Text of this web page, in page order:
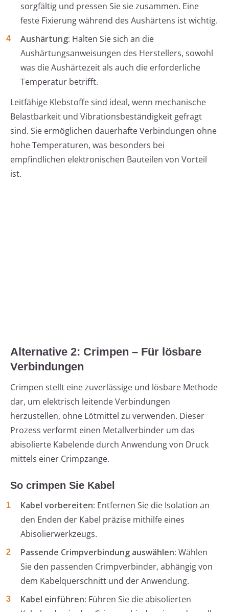
sorgfältig und pressen Sie sie zusammen. Eine
feste Fixierung während des Aushärtens ist wichtig.
Aushärtung: Halten Sie sich an die
Aushärtungsanweisungen des Herstellers, sowohl
was die Aushärtezeit als auch die erforderliche
Temperatur betrifft.
Leitfähige Klebstoffe sind ideal, wenn mechanische
Belastbarkeit und Vibrationsbeständigkeit gefragt
sind. Sie ermöglichen dauerhafte Verbindungen ohne
hohe Temperaturen, was besonders bei
empfindlichen elektronischen Bauteilen von Vorteil
ist.
Alternative 2: Crimpen – Für lösbare
Verbindungen
Crimpen stellt eine zuverlässige und lösbare Methode
dar, um elektrisch leitende Verbindungen
herzustellen, ohne Lötmittel zu verwenden. Dieser
Prozess verformt einen Metallverbinder um das
abisolierte Kabelende durch Anwendung von Druck
mittels einer Crimpzange.
So crimpen Sie Kabel
Kabel vorbereiten: Entfernen Sie die Isolation an
den Enden der Kabel präzise mithilfe eines
Abisolierwerkzeugs.
Passende Crimpverbindung auswählen: Wählen
Sie den passenden Crimpverbinder, abhängig von
dem Kabelquerschnitt und der Anwendung.
Kabel einführen: Führen Sie die abisolierten